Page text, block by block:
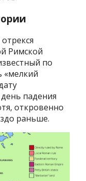
Римской
по
«мелкий
падения
откровенно
раньше.